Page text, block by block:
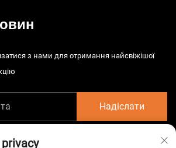
з нами для отримання найсвіжішої
Надіслати